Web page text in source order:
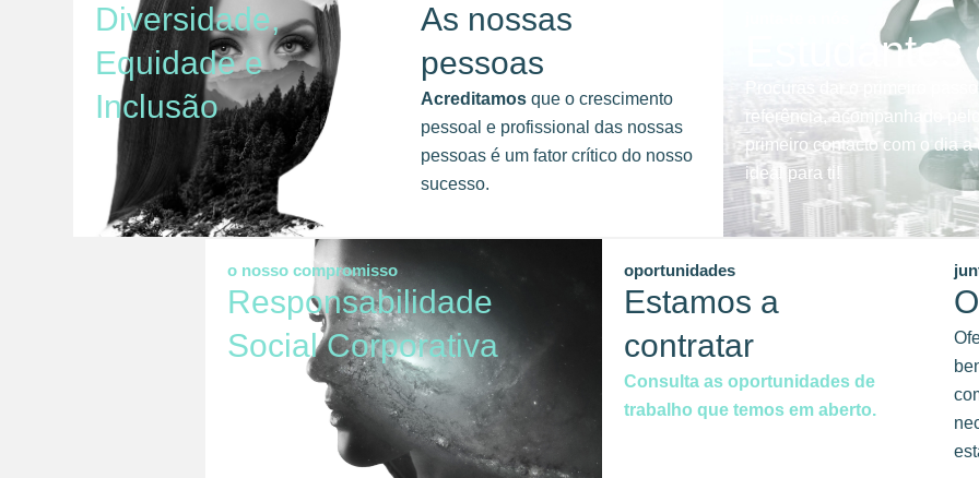
Diversidade,
Equidade e
Inclusão
As nossas
pessoas
Acreditamosque o crescimento
pessoal e profissional das nossas
pessoas é um fator crítico do nosso
sucesso.
Estudantes
Procuras dar o primeiro
referência, acompanhado
primeiro contacto com o dia a
ideal para ti!
o nosso compromisso
Responsabilidade
Social Corporativa
oportunidades
Estamos a
contratar
Consulta as oportunidades de
trabalho que temos em aberto.